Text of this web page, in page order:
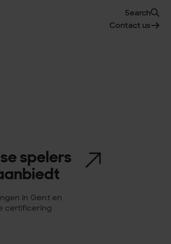
Search
Contact us
spelers
in Gent en
certificering